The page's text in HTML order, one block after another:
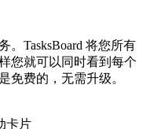
。TasksBoard 将您所有
您就可以同时看到每个
免费的，无需升级。
卡片